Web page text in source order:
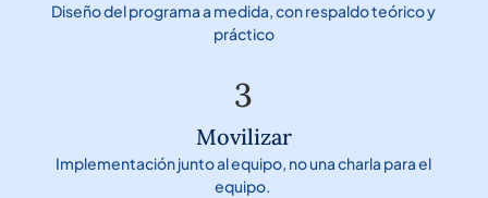
Diseño del programa a medida, con respaldo teórico y
práctico
3
Movilizar
Implementación junto al equipo, no una charla para el
equipo.